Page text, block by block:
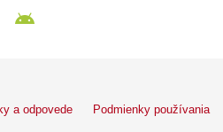
a odpovede Podmienky používania